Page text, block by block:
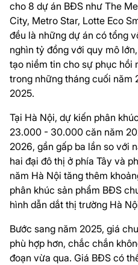
cho 8 dự án BĐS như The
City, Metro Star, Lotte Eco
đều là những dự án có tổng
nghìn tỷ đồng với quy mô
tạo niềm tin cho sự phục hồi
trong những tháng cuối năm
2025.
Tại Hà Nội, dự kiến phân
23.000 - 30.000 căn năm
2026, gần gấp ba lần so với
hai đại đô thị ở phía Tây và
năm Hà Nội tăng thêm
phân khúc sản phẩm BĐS
hình dẫn dắt thị trường Hà
Bước sang năm 2025, giá
phù hợp hơn, chắc chắn
đoạn vừa qua. Giá BĐS có